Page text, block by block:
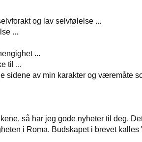
og lav selvfølelse ...
...
...
til ...
sidene av min karakter og væremåte
så har jeg gode nyheter til deg.
i Roma. Budskapet i brevet